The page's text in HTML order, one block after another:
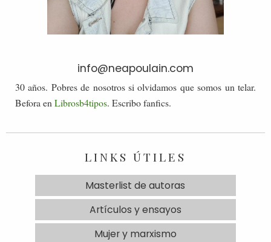
info@neapoulain.com
30 años. Pobres de nosotros si olvidamos que somos un telar.
Befora en Librosb4tipos. Escribo fanfics.
LINKS ÚTILES
Masterlist de autoras
Artículos y ensayos
Mujer y marxismo